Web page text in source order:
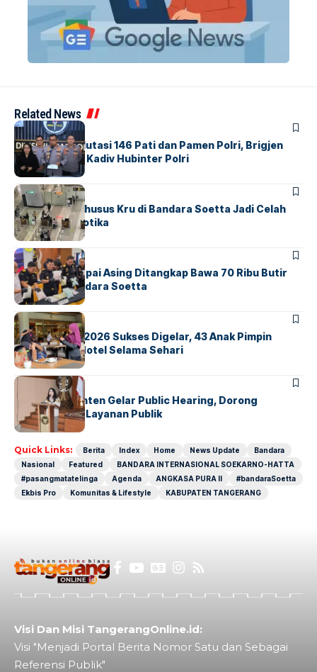
Related News
BERITA
Mabes Polri Mutasi 146 Pati dan Pamen Polri, Brigjen
Untung Jabat Kadiv Hubinter Polri
BANDARABERITA
Ketika Jalur Khusus Kru di Bandara Soetta Jadi Celah
Sindikat Narkotika
BANDARA BERITA
Kopilot Maskapai Asing Ditangkap Bawa 70 Ribu Butir
Ekstasi di Bandara Soetta
BERITAINDEX
GM For A Day 2026 Sukses Digelar, 43 Anak Pimpin
Operasional Hotel Selama Sehari
BANDARA BERITA
Karantina Banten Gelar Public Hearing, Dorong
Transparansi Layanan Publik
Quick Links: Berita Index Home News Update
Bandara
Nasional
Featured
BANDARA INTERNASIONAL SOEKARNO-HATTA
#pasangmatatelinga
Agenda ANGKASA PURA II
#bandaraSoetta
Ekbis Pro
Komunitas & Lifestyle KABUPATEN TANGERANG
Visi Dan Misi TangerangOnline.id:
Visi "Menjadi Portal Berita Nomor Satu dan Sebagai
Referensi Publik"